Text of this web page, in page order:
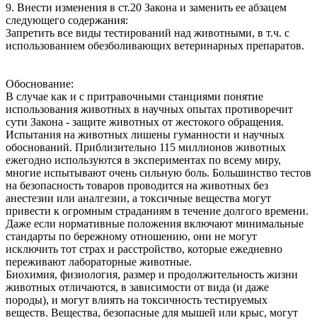
9. Внести изменения в ст.20 Закона и заменить ее абзацем
следующего содержания:
Запретить все виды тестирований над животными, в т.ч. с
использованием обезболивающих ветеринарных препаратов.
Обоснование:
В случае как и с притравочными станциями понятие
использования животных в научных опытах противоречит
сути Закона - защите животных от жестокого обращения.
Испытания на животных лишены гуманности и научных
обоснований. Приблизительно 115 миллионов животных
ежегодно используются в экспериментах по всему миру,
многие испытывают очень сильную боль. Большинство тестов
на безопасность товаров проводится на животных без
анестезии или аналгезии, а токсичные вещества могут
привести к огромным страданиям в течение долгого времени.
Даже если нормативные положения включают минимальные
стандарты по бережному отношению, они не могут
исключить тот страх и расстройство, которые ежедневно
переживают лабораторные животные.
Биохимия, физиология, размер и продолжительность жизни
животных отличаются, в зависимости от вида (и даже
породы), и могут влиять на токсичность тестируемых
веществ. Вещества, безопасные для мышей или крыс, могут